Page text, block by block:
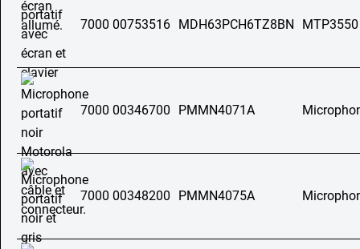
7000 00753516 MDH63PCH6TZ8BN MTP3550
7000 00346700 PMMN4071A
7000 00348200 PMMN4075A